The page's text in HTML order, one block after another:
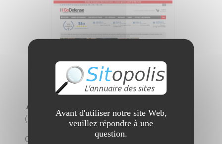
Achat de matériel de défense
( 26 visites )
Go
est un site spécialisé dans la vente
Avant d'utiliser notre site Web,
veuillez répondre à une
question.